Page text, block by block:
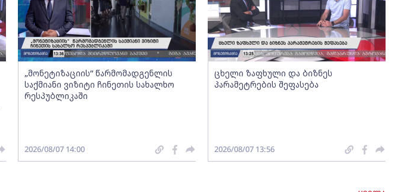
„მონეტიზაციის“ წარმომადგენლის
საქმიანი ვიზიტი ჩინეთის სახალხო
რესპუბლიკაში
2026/08/07 14:00
ცხელი ზაფხული და ბიზნეს
პარამეტრების შეფასება
2026/08/07 13:56